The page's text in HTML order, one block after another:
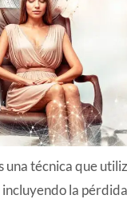
una técnica que
la pérdida